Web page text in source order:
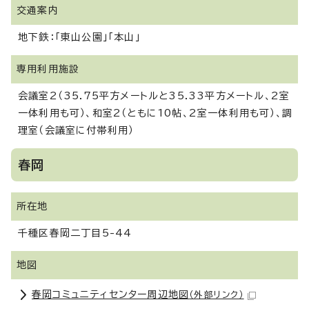
交通案内
地下鉄：「東山公園」「本山」
専用利用施設
会議室2（35.75平方メートルと35.33平方メートル、2室
一体利用も可）、和室2（ともに10帖、2室一体利用も可）、調
理室（会議室に付帯利用）
春岡
所在地
千種区春岡二丁目5-44
地図
春岡コミュニティセンター周辺地図 （外部リンク）